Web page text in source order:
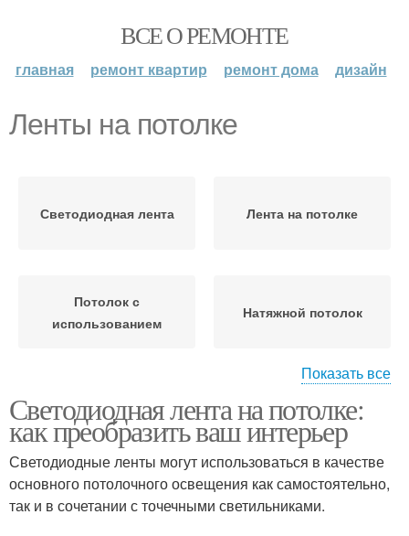
ВСЕ О РЕМОНТЕ
главная ремонт квартир ремонт дома дизайн
Ленты на потолке
Светодиодная лента Лента на потолке
Потолок с
использованием
Натяжной потолок
Лента для потолка Ленты для потолка
Светодиодные ленты
Лента на натяжные
Показать все
Светодиодная лента на потолке:
как преобразить ваш интерьер
Светодиодные ленты могут использоваться в качестве
основного потолочного освещения как самостоятельно,
так и в сочетании с точечными светильниками.